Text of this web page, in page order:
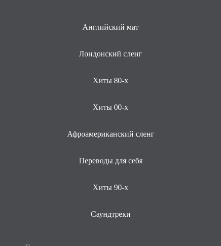
Английский мат
Лондонский сленг
Хиты 80-х
Хиты 00-х
Афроамериканский сленг
Переводы для себя
Хиты 90-х
Саундтреки